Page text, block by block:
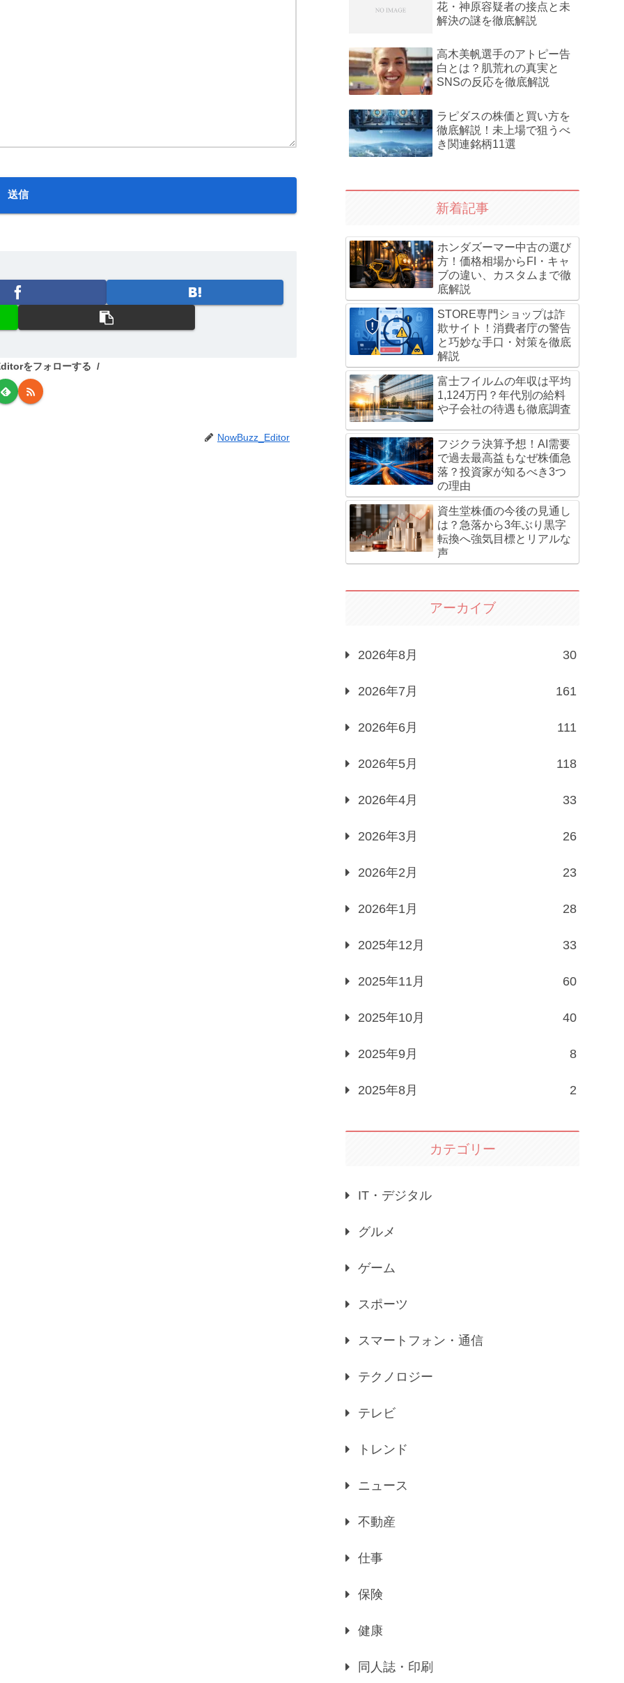
をフォローする
NowBuzz_Editor
花・神原容疑者の接点と未
解決の謎を徹底解説
高木美帆選手のアトピー告
白とは？肌荒れの真実と
SNSの反応を徹底解説
ラピダスの株価と買い方を
徹底解説！未上場で狙うべ
き関連銘柄11選
新着記事
ホンダズーマー中古の選び
方！価格相場からFI・キャ
ブの違い、カスタムまで徹
底解説
STORE専門ショップは詐
欺サイト！消費者庁の警告
と巧妙な手口・対策を徹底
解説
富士フイルムの年収は平均
1,124万円？年代別の給料
や子会社の待遇も徹底調査
フジクラ決算予想！AI需要
で過去最高益もなぜ株価急
落？投資家が知るべき3つ
の理由
資生堂株価の今後の見通し
は？急落から3年ぶり黒字
転換へ強気目標とリアルな
声
アーカイブ
2026年8月 30
2026年7月 161
2026年6月 111
2026年5月 118
2026年4月 33
2026年3月 26
2026年2月 23
2026年1月 28
2025年12月 33
2025年11月 60
2025年10月 40
2025年9月 8
2025年8月 2
カテゴリー
IT・デジタル
グルメ
ゲーム
スポーツ
スマートフォン・通信
テクノロジー
テレビ
トレンド
ニュース
不動産
仕事
保険
健康
同人誌・印刷